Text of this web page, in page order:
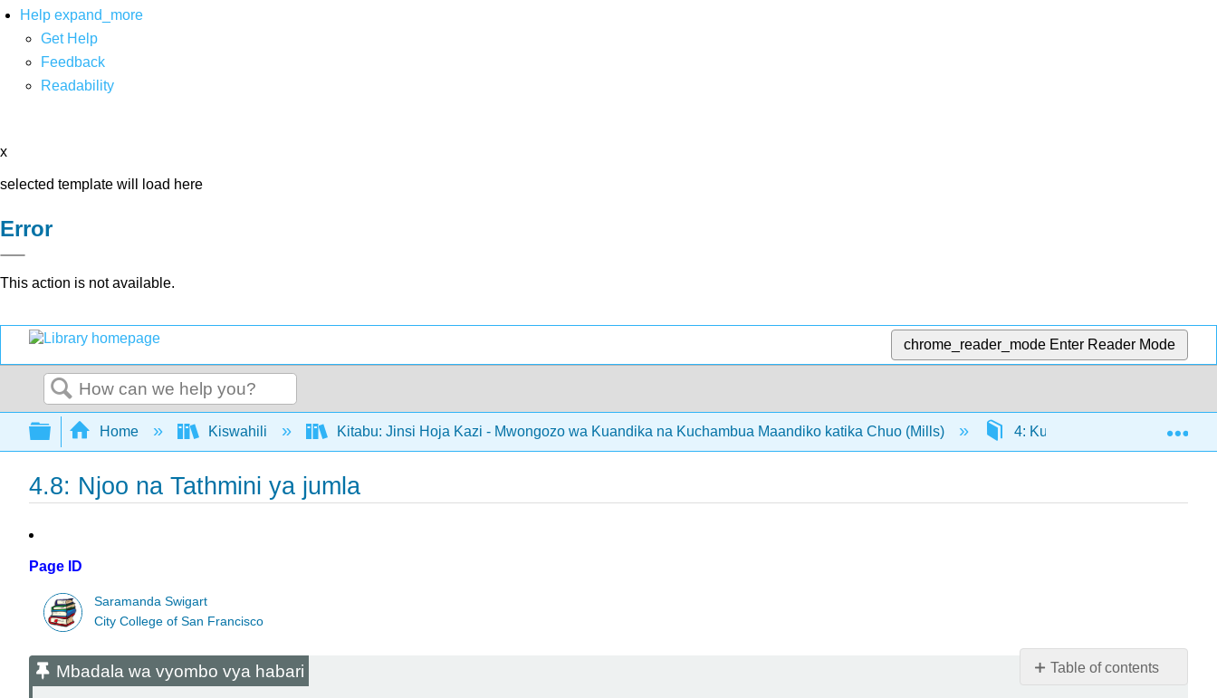
Help expand_more
Get Help
Feedback
Readability
x
selected template will load here
Error
This action is not available.
chrome_reader_mode Enter Reader Mode
Search
Expand/collapse global hierarchy
Home Kiswahili Kitabu: Jinsi Hoja Kazi - Mwongozo wa Kuandika na Kuchambua Maandiko katika Chuo (Mills) 4: Kutathmini Nguvu ya Hoja
4.8: Njoo na Tathmini ya jumla
Page ID
Saramanda Swigart
City College of San Francisco
Table of contents
Mbadala wa vyombo vya habari